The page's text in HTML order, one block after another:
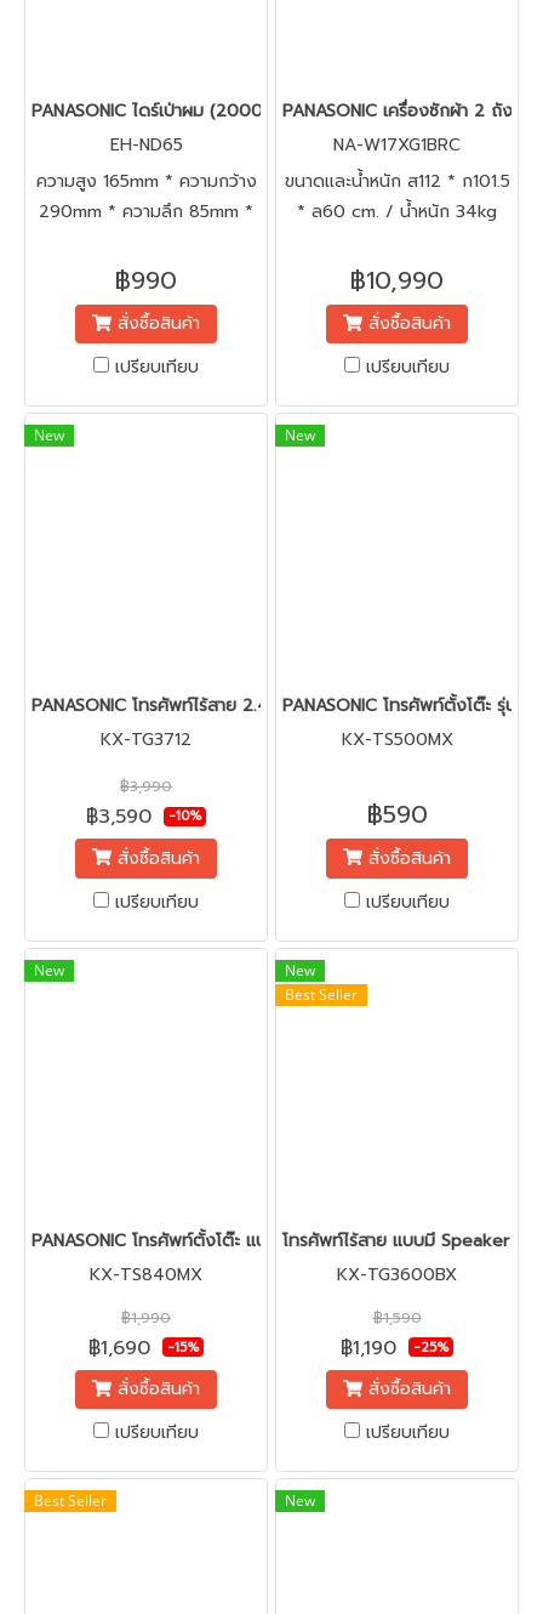
PANASONIC ไดร์เป่าผม (2000 วัตต์, สีดำ) รุ่น EH-ND65-KL
EH-ND65
ความสูง 165mm * ความกว้าง
290mm * ความลึก 85mm *
฿990
สั่งซื้อสินค้า
เปรียบเทียบ
PANASONIC เครื่องซักผ้า 2 ถัง กึ่
NA-W17XG1BRC
ขนาดและน้ำหนัก ส112 * ก101.5
* ล60 cm. / น้ำหนัก 34kg
฿10,990
สั่งซื้อสินค้า
เปรียบเทียบ
New
PANASONIC โทรศัพท์ไร้สาย 2.4 GHz รุ่น KX-TG3712
KX-TG3712
฿3,990
฿3,590 -10%
สั่งซื้อสินค้า
เปรียบเทียบ
New
PANASONIC โทรศัพท์ตั้งโต๊ะ รุ่น
KX-TS500MX
฿590
สั่งซื้อสินค้า
เปรียบเทียบ
New
PANASONIC โทรศัพท์ตั้งโต๊ะ แบบมีสาย พร้อม speaker phone รุ่น
KX-TS840MX
฿1,990
฿1,690 -15%
สั่งซื้อสินค้า
เปรียบเทียบ
New
Best Seller
โทรศัพท์ไร้สาย แบบมี Speaker
KX-TG3600BX
฿1,590
฿1,190 -25%
สั่งซื้อสินค้า
เปรียบเทียบ
Best Seller New